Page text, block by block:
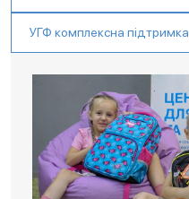
УГФ комплексна підтримка